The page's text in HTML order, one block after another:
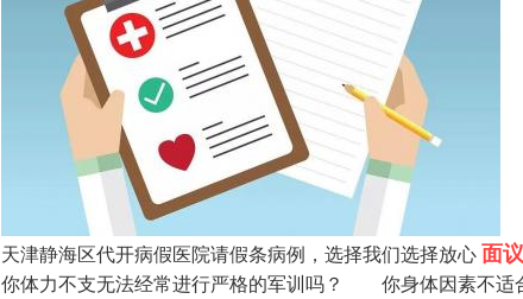
天津静海区代开病假医院请假条病例，选择我们选择放心面议
你体力不支无法经常进行严格的军训吗？ 你身体因素